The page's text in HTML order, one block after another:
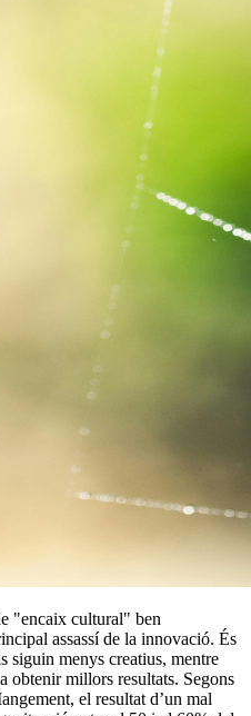
"encaix cultural" ben
assassí de la innovació. És
siguin menys creatius, mentre
obtenir millors resultats. Segons
el resultat d’un mal